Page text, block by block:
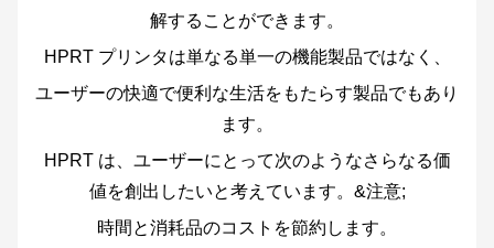
解することができます。
HPRT プリンタは単なる単一の機能製品ではなく、
ユーザーの快適で便利な生活をもたらす製品でもあり
ます。
HPRT は、ユーザーにとって次のようなさらなる価
値を創出したいと考えています。&注意;
時間と消耗品のコストを節約します。